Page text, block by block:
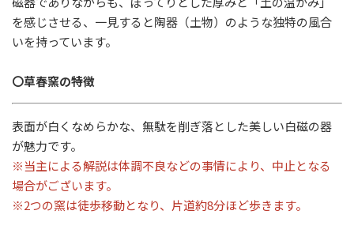
を感じさせる、一見すると陶器（土物）のような独特の風合
いを持っています。
〇草春窯の特徴
表面が白くなめらかな、無駄を削ぎ落とした美しい白磁の器
が魅力です。
※当主による解説は体調不良などの事情により、中止となる
場合がございます。
※2つの窯は徒歩移動となり、片道約8分ほど歩きます。